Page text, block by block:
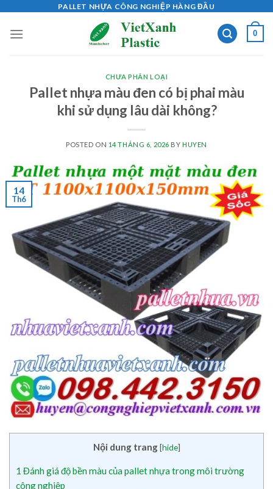
content
PALLET NHỰA CÔNG NGHIỆP HÀNG ĐẦU
0
CHƯA PHÂN LOẠI
Pallet nhựa màu đen có bị phai màu
khi sử dụng lâu dài không?
POSTED ON 14 THÁNG 6, 2026 BY HUYEN
14
Th6
Nội dung trang [hide]
1 Đánh giá độ bền màu của pallet nhựa trong môi trường
công nghiệp